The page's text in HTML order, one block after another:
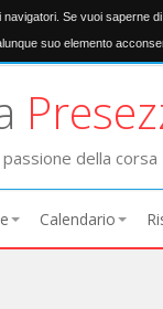
Se vuoi saperne
suo elemento
passione della corsa
Calendario